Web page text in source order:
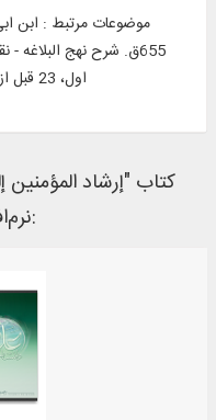
موضوعات مرتبط :
655ق. شرح نهج
اول، 23 قبل از هجرت - 40ق. نهج البلاغه - نقد و تفسیر
نرم‌افزار های کتابخانه ای زیر وجود دارد: